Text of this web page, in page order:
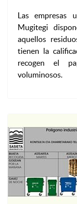
Las empresas
Mugitegi
aquellos
tienen la
recogen el
voluminosos.